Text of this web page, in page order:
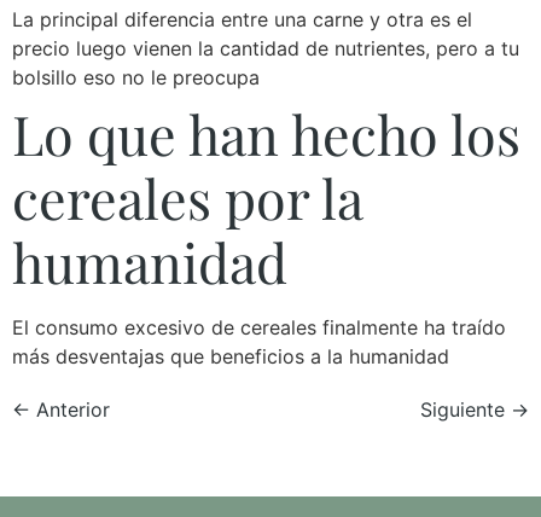
La principal diferencia entre una carne y otra es el
precio luego vienen la cantidad de nutrientes, pero a tu
bolsillo eso no le preocupa
Lo que han hecho los
cereales por la
humanidad
El consumo excesivo de cereales finalmente ha traído
más desventajas que beneficios a la humanidad
← Anterior Siguiente →